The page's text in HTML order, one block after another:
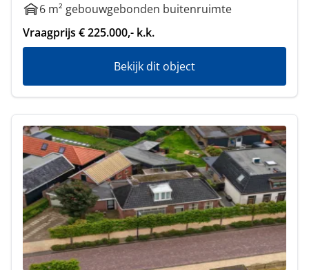
6 m² gebouwgebonden buitenruimte
Vraagprijs € 225.000,- k.k.
Bekijk dit object